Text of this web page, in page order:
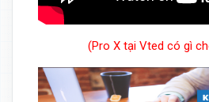
(Pro X tại Vted có gì